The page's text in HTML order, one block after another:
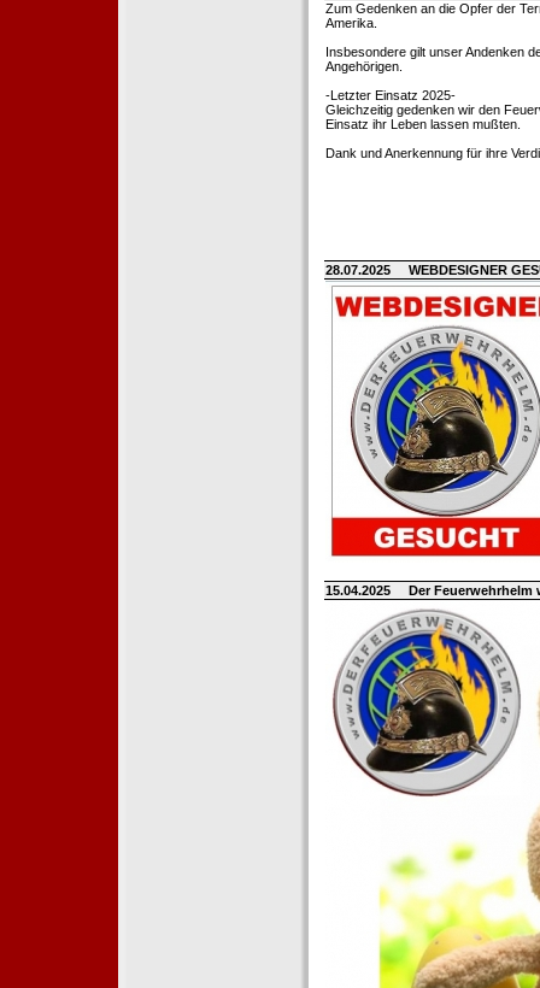
Zum Gedenken an die Opfer der
Amerika.
Insbesondere gilt unser Andenken
Angehörigen.
-Letzter Einsatz 2025-
Gleichzeitig gedenken wir den
Einsatz ihr Leben lassen mußten.
Dank und Anerkennung für ihre
28.07.2025 WEBDESIGNER
15.04.2025 Der